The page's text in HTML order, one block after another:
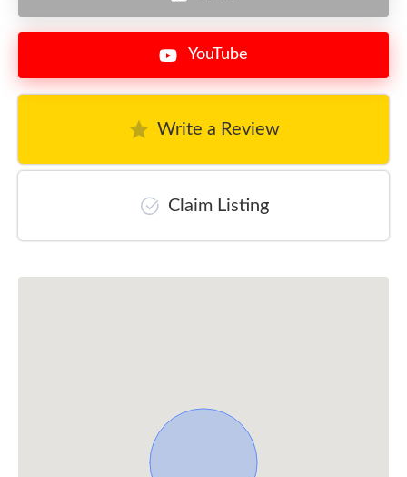
YouTube
Write a Review
Claim Listing